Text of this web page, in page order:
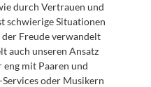
durch Vertrauen und
schwierige Situationen
Freude verwandelt
auch unseren Ansatz
mit Paaren und
oder Musikern